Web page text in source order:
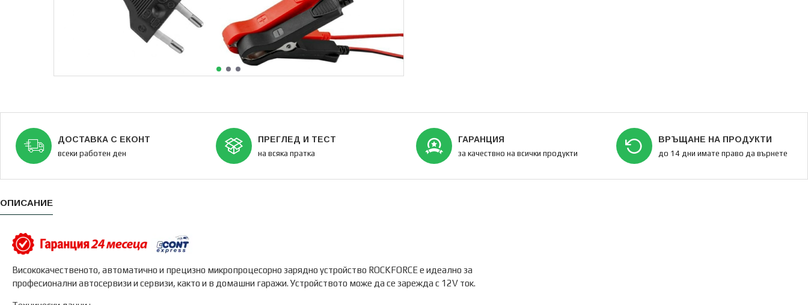
ДОСТАВКА С ЕКОНТ
всеки работен ден
ПРЕГЛЕД И ТЕСТ
на всяка пратка
ГАРАНЦИЯ
за качествно на всички продукти
ВРЪЩАНЕ НА ПРОДУКТИ
до 14 дни имате право да върнете
ОПИСАНИЕ
Висококачественото, автоматично и прецизно микропроцесорно зарядно устройство ROCKFORCE е идеално за
професионални автосервизи и сервизи, както и в домашни гаражи. Устройството може да се зарежда с 12V ток.